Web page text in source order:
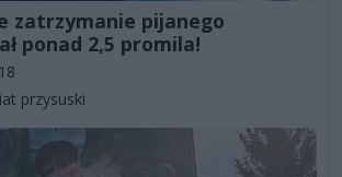
zatrzymanie pijanego
ponad 2,5 promila!
przysuski